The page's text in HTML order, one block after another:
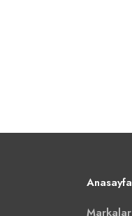
Anasayfa
Markalar